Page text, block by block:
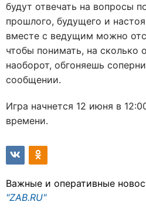
будут отвечать на вопросы
прошлого, будущего и
вместе с ведущим можно
чтобы понимать, на сколько
наоборот, обгоняешь
сообщении.
Игра начнется 12 июня в
времени.
Важные и оперативные
"ZAB.RU"